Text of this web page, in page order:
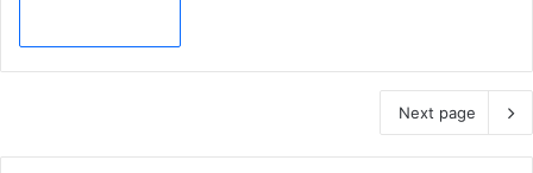
Next page